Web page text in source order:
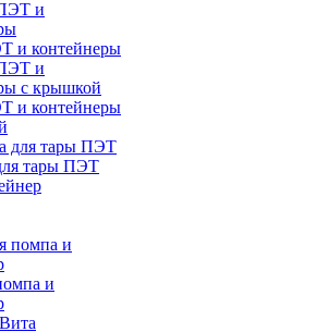
и контейнеры
и контейнеры
тары ПЭТ
и